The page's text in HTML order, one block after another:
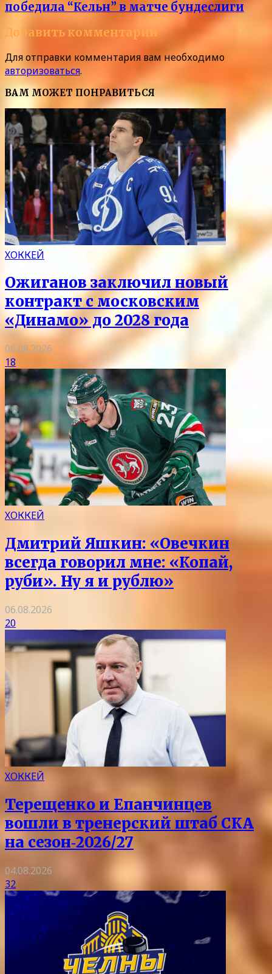
победила “Кельн” в матче бундеслиги
Добавить комментарий
Для отправки комментария вам необходимо
авторизоваться.
ВАМ МОЖЕТ ПОНРАВИТЬСЯ
ХОККЕЙ
Ожиганов заключил новый
контракт с московским
«Динамо» до 2028 года
06.08.2026
18
ХОККЕЙ
Дмитрий Яшкин: «Овечкин
всегда говорил мне: «Копай,
руби». Ну я и рублю»
06.08.2026
20
ХОККЕЙ
Терещенко и Епанчинцев
вошли в тренерский штаб СКА
на сезон‑2026/27
04.08.2026
32